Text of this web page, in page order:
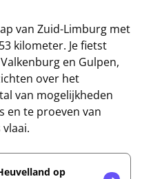
van Zuid-Limburg met
kilometer. Je fietst
en Gulpen,
over het
van mogelijkheden
en te proeven van
op